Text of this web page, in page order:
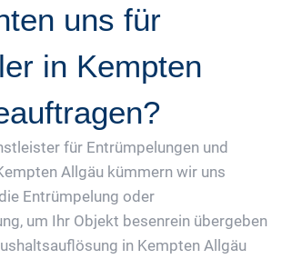
uns für
in Kempten
für Entrümpelungen und
Allgäu kümmern wir uns
Entrümpelung oder
um Ihr Objekt besenrein übergeben
in Kempten Allgäu